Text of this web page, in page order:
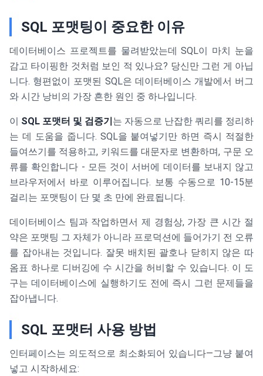
SQL 포맷팅이 중요한 이유
데이터베이스 프로젝트를 물려받았는데 SQL이 마치 눈을
감고 타이핑한 것처럼 보인 적 있나요? 당신만 그런 게 아닙
니다. 형편없이 포맷된 SQL은 데이터베이스 개발에서 버그
와 시간 낭비의 가장 흔한 원인 중 하나입니다.
이 SQL 포맷터 및 검증기는 자동으로 난잡한 쿼리를 정리하
는 데 도움을 줍니다. SQL을 붙여넣기만 하면 즉시 적절한
들여쓰기를 적용하고, 키워드를 대문자로 변환하며, 구문 오
류를 확인합니다 - 모든 것이 서버에 데이터를 보내지 않고
브라우저에서 바로 이루어집니다. 보통 수동으로 10-15분
걸리는 포맷팅이 단 몇 초 만에 완료됩니다.
데이터베이스 팀과 작업하면서 제 경험상, 가장 큰 시간 절
약은 포맷팅 그 자체가 아니라 프로덕션에 들어가기 전 오류
를 잡아내는 것입니다. 잘못 배치된 괄호나 닫히지 않은 따
옴표 하나로 디버깅에 수 시간을 허비할 수 있습니다. 이 도
구는 데이터베이스에 실행하기도 전에 즉시 그런 문제들을
잡아냅니다.
SQL 포맷터 사용 방법
인터페이스는 의도적으로 최소화되어 있습니다—그냥 붙여
넣고 시작하세요: